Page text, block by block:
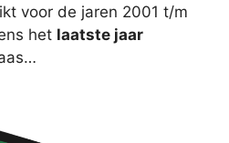
voor de jaren 2001 t/m
het laatste jaar